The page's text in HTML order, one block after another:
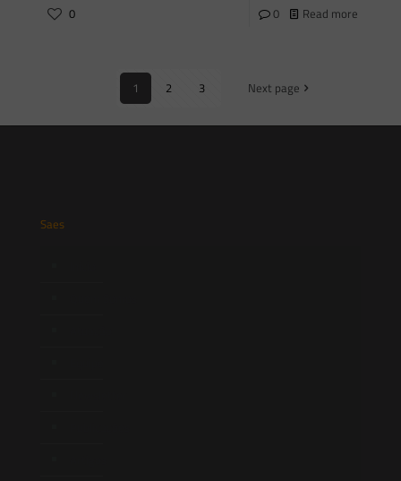
0 0 Read more
1 2 3 Next page
Saes